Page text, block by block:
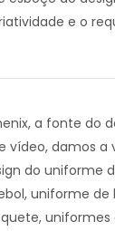
e o
a fonte do
vídeo, damos a
do uniforme
uniforme de